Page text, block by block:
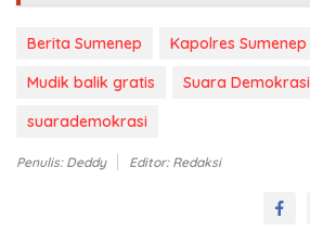
Berita Sumenep
Kapolres Sumenep
Mudik balik gratis
Suara Demokrasi
suarademokrasi
Penulis: Deddy Editor: Redaksi